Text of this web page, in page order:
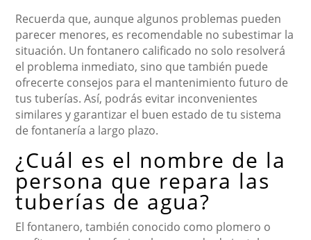
Recuerda que, aunque algunos problemas pueden
parecer menores, es recomendable no subestimar la
situación. Un fontanero calificado no solo resolverá
el problema inmediato, sino que también puede
ofrecerte consejos para el mantenimiento futuro de
tus tuberías. Así, podrás evitar inconvenientes
similares y garantizar el buen estado de tu sistema
de fontanería a largo plazo.
¿Cuál es el nombre de la
persona que repara las
tuberías de agua?
El fontanero, también conocido como plomero o